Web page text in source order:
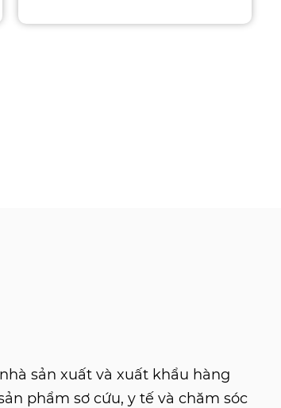
sản xuất và xuất khẩu hàng
phẩm sơ cứu, y tế và chăm sóc